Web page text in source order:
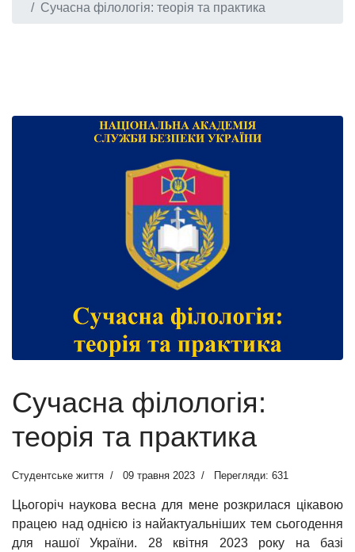
Сучасна філологія: теорія та практика
Сучасна філологія:
теорія та практика
Студентське життя 09 травня 2023 Перегляди: 631
Цьогоріч наукова весна для мене розкрилася цікавою
працею над однією із найактуальніших тем сьогодення
для нашої України. 28 квітня 2023 року на базі